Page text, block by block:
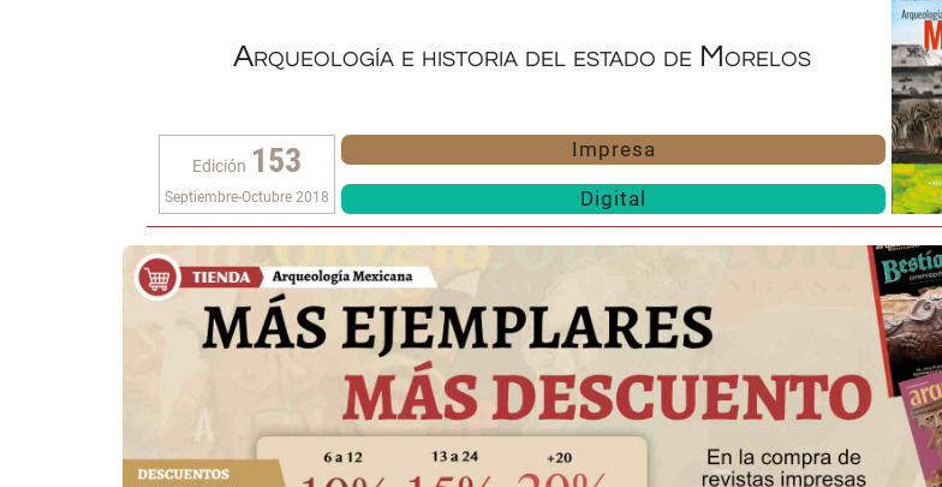
Arqueología e historia del estado de Morelos
Edición 153
Septiembre-Octubre 2018
Impresa
Digital